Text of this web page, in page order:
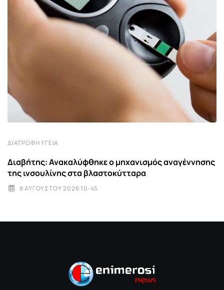
ΔΙΑΤΡΟΦΉ ΥΓΕΊΑ
Διαβήτης: Ανακαλύφθηκε ο μηχανισμός αναγέννησης
της ινσουλίνης στα βλαστοκύτταρα
8 ΑΥΓΟΎΣΤΟΥ 2026 10:45